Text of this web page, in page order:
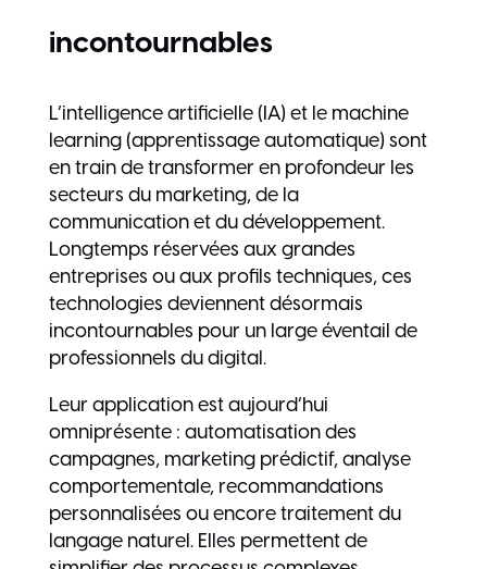
incontournables
L’intelligence artificielle (IA) et le machine
learning (apprentissage automatique) sont
en train de transformer en profondeur les
secteurs du marketing, de la
communication et du développement.
Longtemps réservées aux grandes
entreprises ou aux profils techniques, ces
technologies deviennent désormais
incontournables pour un large éventail de
professionnels du digital.
Leur application est aujourd’hui
omniprésente : automatisation des
campagnes, marketing prédictif, analyse
comportementale, recommandations
personnalisées ou encore traitement du
langage naturel. Elles permettent de